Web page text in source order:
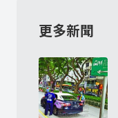
更多新聞